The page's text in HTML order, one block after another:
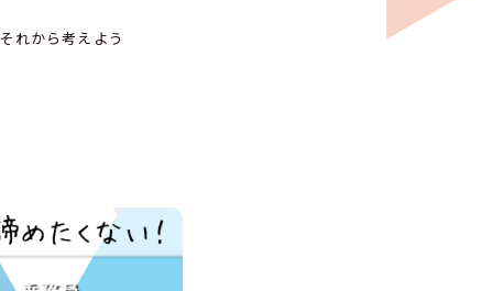
れから考えよう